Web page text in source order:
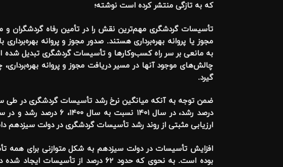
که به تازگی منتشر کرده است نوشته؛
تأسیسات گردشگری مهم‌ترین نقش را در تأمین رفاه گردشگران و
مجوز یا پروانه بهره‌برداری هستند. صدور مجوز و پروانه
به مانعی بر سر راه کسب‌وکارها و تأسیسات گردشگری تبدیل شده
چالش‌های موجود آنها در مسیر دریافت مجوز و پروانه
گیرد.
ارزیابی مثبتی از روند رشد تأسیسات گردشگری در دولت سیزدهم
افزایش تأسیسات در دولت سیزدهم به شکل متوازنی برای